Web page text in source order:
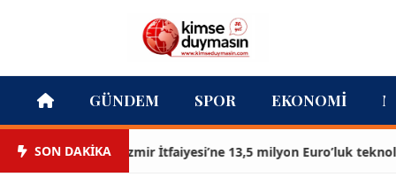
GÜNDEM SPOR EKONOMI
SON DAKİKAİzmir İtfaiyesi’ne 13,5 milyon Euro’luk teknoloji